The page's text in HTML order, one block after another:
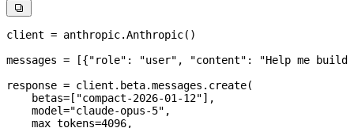

client = anthropic.Anthropic()
messages = [{"role" : "user" , "content" :
"Help me build
response = client.beta.messages.create(
    betas
= [ "compact-2026-01-12"],
    model
="claude-opus-5" ,
    max_tokens
=4096,